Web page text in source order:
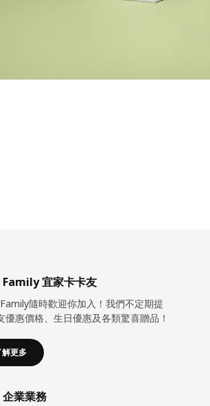
Family 宜家卡卡友
隨時歡迎你加入！我們不定期提
優惠價格、生日優惠及各類驚喜贈品！
解更多
企業業務